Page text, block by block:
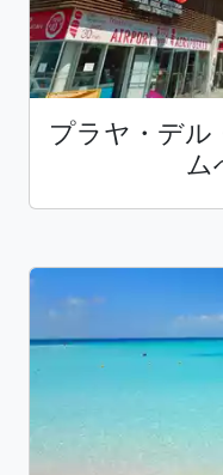
プラヤ・デル
ム